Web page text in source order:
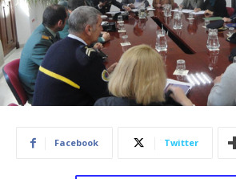
Facebook Twitter